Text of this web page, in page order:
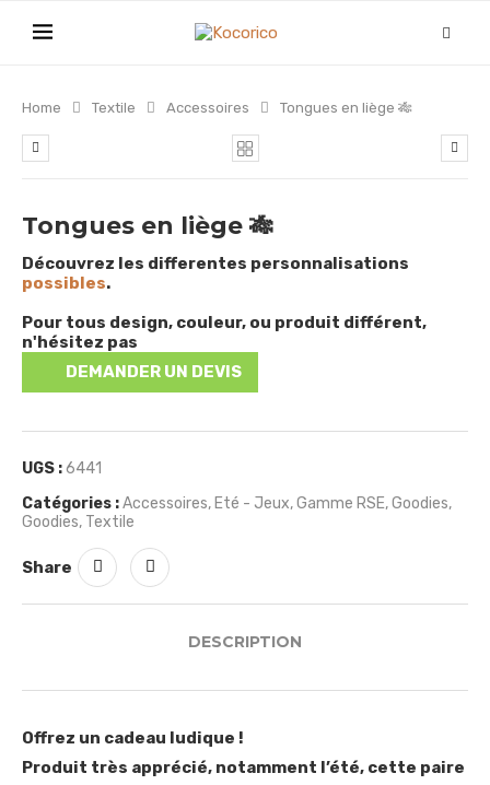
Home Textile Accessoires Tongues en liège 🎋
Tongues en liège 🎋
Découvrez les differentes personnalisations
possibles.
Pour tous design, couleur, ou produit différent,
n'hésitez pas
DEMANDER UN DEVIS
UGS :6441
Catégories :Accessoires, Eté - Jeux,Gamme RSE,Goodies,
Goodies, Textile
Share
DESCRIPTION
Offrez un cadeau ludique !
Produit très apprécié, notamment l’été, cette paire